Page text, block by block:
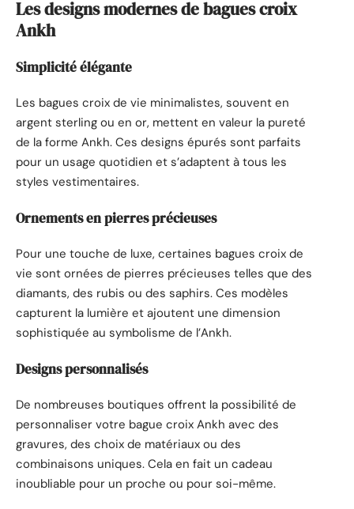
Les designs modernes de bagues croix
Ankh
Simplicité élégante
Les bagues croix de vie minimalistes, souvent en
argent sterling ou en or, mettent en valeur la pureté
de la forme Ankh. Ces designs épurés sont parfaits
pour un usage quotidien et s’adaptent à tous les
styles vestimentaires.
Ornements en pierres précieuses
Pour une touche de luxe, certaines bagues croix de
vie sont ornées de pierres précieuses telles que des
diamants, des rubis ou des saphirs. Ces modèles
capturent la lumière et ajoutent une dimension
sophistiquée au symbolisme de l’Ankh.
Designs personnalisés
De nombreuses boutiques offrent la possibilité de
personnaliser votre bague croix Ankh avec des
gravures, des choix de matériaux ou des
combinaisons uniques. Cela en fait un cadeau
inoubliable pour un proche ou pour soi-même.